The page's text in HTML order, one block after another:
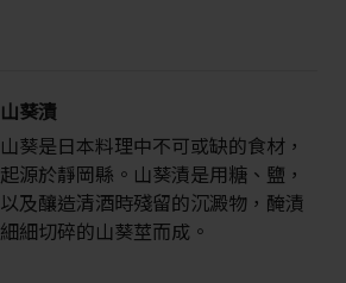
山葵漬
山葵是日本料理中不可或缺的食材，
起源於靜岡縣。山葵漬是用糖、鹽，
以及釀造清酒時殘留的沉澱物，醃漬
細細切碎的山葵莖而成。